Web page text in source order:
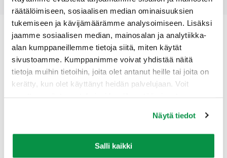
räätälöimiseen, sosiaalisen median ominaisuuksien
tukemiseen ja kävijämäärämme analysoimiseen. Lisäksi
jaamme sosiaalisen median, mainosalan ja analytiikka-
alan kumppaneillemme tietoja siitä, miten käytät
sivustoamme. Kumppanimme voivat yhdistää näitä
tietoja muihin tietoihin, joita olet antanut heille tai joita on
kerätty, kun olet käyttänyt heidän palvelujaan. Voit
Näytä tiedot
Salli kaikki
Muita samankaltaisia tuotteita